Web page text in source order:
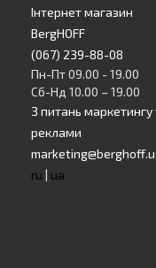
Інтернет магазин
BergHOFF
(067) 239-88-08
Пн-Пт 09.00 - 19.00
Сб-Нд 10.00 – 19.00
З питань маркетингу
реклами
ru | ua